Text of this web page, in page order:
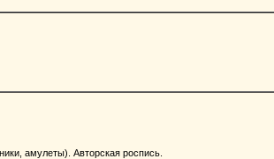
амулеты). Авторская роспись.